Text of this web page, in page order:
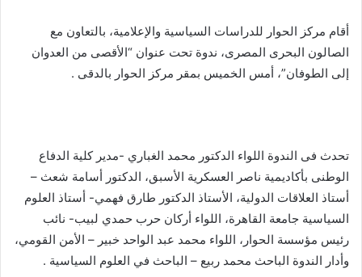
أقام مركز الحوار للدراسات السياسية والإعلامية، بالتعاون مع
الصالون البحرى المصرى، ندوة تحت عنوان “الأقصى من العدوان
إلى الطوفان”، أمس الخميس بمقر مركز الحوار بالدقى .
تحدث فى الندوة اللواء الدكتور محمد الغباري -مدير كلية الدفاع
الوطنى بأكاديمية ناصر العسكرية الأسبق، الدكتور أسامة شعث –
أستاذ العلاقات الدولية، الأستاذ الدكتور طارق فهمي- أستاذ العلوم
السياسية جامعة القاهرة، اللواء أركان حرب حمدي لبيب- نائب
رئيس مؤسسة الحوار، اللواء محمد عبد الواحد خبير – الأمن القومي،
وأدار الندوة الباحث محمد ربيع – الباحث في العلوم السياسية .